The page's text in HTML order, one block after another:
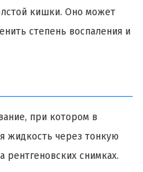
кишки. Оно может
степень воспаления и
при котором в
жидкость через тонкую
рентгеновских снимках.